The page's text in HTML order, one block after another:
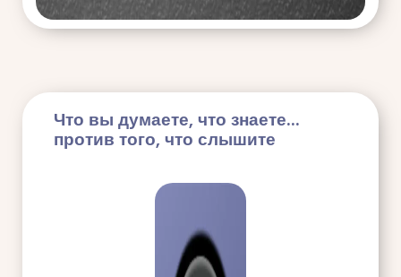
Что вы думаете, что знаете...
против того, что слышите